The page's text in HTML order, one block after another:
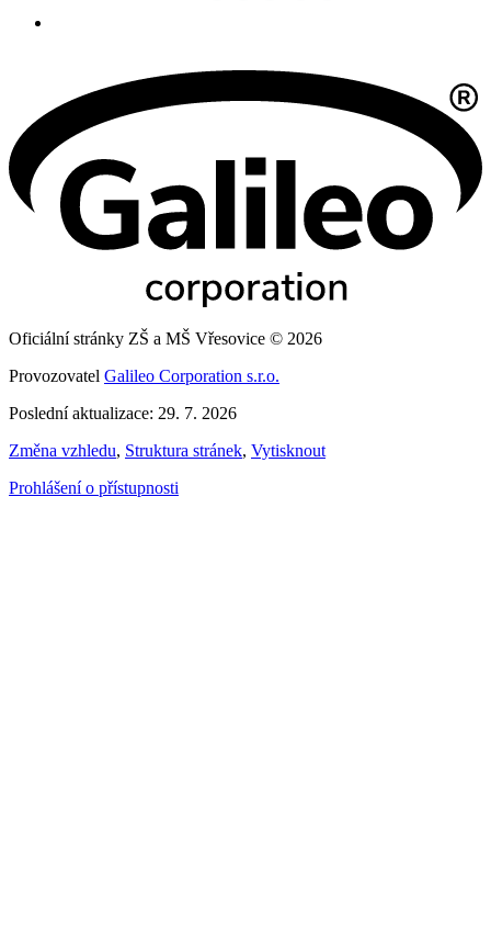
Oficiální stránky ZŠ a MŠ Vřesovice © 2026
Provozovatel Galileo Corporation s.r.o.
Poslední aktualizace: 29. 7. 2026
Změna vzhledu, Struktura stránek, Vytisknout
Prohlášení o přístupnosti